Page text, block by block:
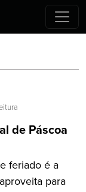
de Páscoa
feriado é a
para